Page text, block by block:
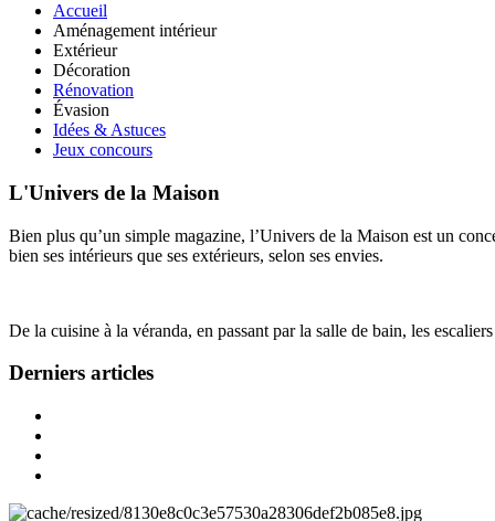
Accueil
Aménagement intérieur
Extérieur
Décoration
Rénovation
Évasion
Idées & Astuces
Jeux concours
L'Univers de la Maison
Bien plus qu’un simple magazine, l’Univers de la Maison est un
bien ses intérieurs que ses extérieurs, selon ses envies.
De la cuisine à la véranda, en passant par la salle de bain, les
Derniers articles